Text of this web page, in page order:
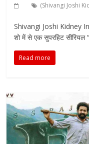
(Shivangi Joshi
Shivangi Joshi Kidney
शो में से एक सुपरहिट सीरियल
Read more